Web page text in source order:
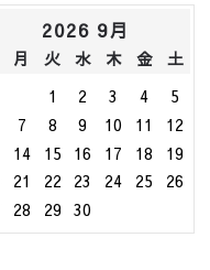
2026 9月
月 火 水 木 金
土
1
2 3 4
5
7 8 9 10 11
12
14 15 16 17 18
19
21 22 23 24 25
26
28 29 30